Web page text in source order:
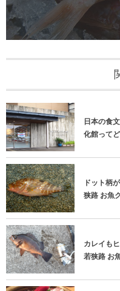
日本の食
化館って
ドット柄
狭路 お魚
カレイも
若狭路 お